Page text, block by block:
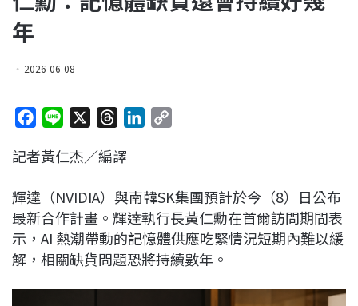
年
2026-06-08
c
b
o
o
k
n
r
a
d
s
e
d
I
n
L
i
n
k
記者黃仁杰／編譯
輝達（NVIDIA）與南韓SK集團預計於今（8）日公布
最新合作計畫。輝達執行長黃仁勳在首爾訪問期間表
示，AI 熱潮帶動的記憶體供應吃緊情況短期內難以緩
解，相關缺貨問題恐將持續數年。